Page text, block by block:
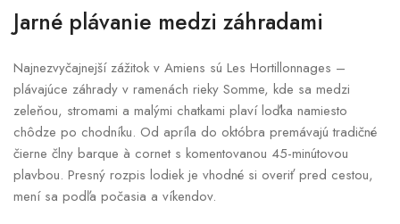
Jarné plávanie medzi záhradami
Najnezvyčajnejší zážitok v Amiens sú Les Hortillonnages –
plávajúce záhrady v ramenách rieky Somme, kde sa medzi
zeleňou, stromami a malými chatkami plaví loďka namiesto
chôdze po chodníku. Od apríla do októbra premávajú tradičné
čierne člny barque à cornet s komentovanou 45-minútovou
plavbou. Presný rozpis lodiek je vhodné si overiť pred cestou,
mení sa podľa počasia a víkendov.